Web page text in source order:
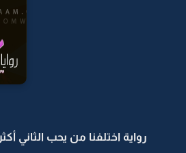
رواية اختلفنا من يحب الثاني